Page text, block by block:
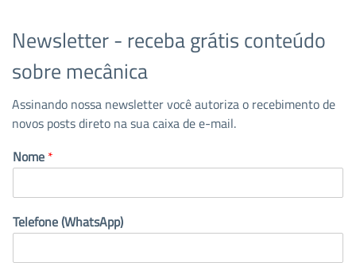
Newsletter - receba grátis conteúdo
sobre mecânica
Assinando nossa newsletter você autoriza o recebimento de
novos posts direto na sua caixa de e-mail.
Nome *
Telefone (WhatsApp)